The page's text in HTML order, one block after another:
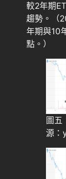
較2年期
趨勢。（
年期與10
點。）
圖五
源：